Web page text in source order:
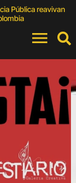
Pública reavivan